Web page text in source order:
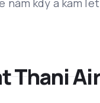
nám kdy a kam
Thani